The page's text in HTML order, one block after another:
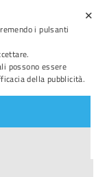
Prenotazioni
✕
i pulsanti
possono essere
della pubblicità.